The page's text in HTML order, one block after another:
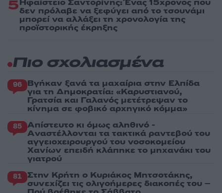
5Ηφαίστειο Σαντορίνης: Ένας 15χρονος που
δεν πρόλαβε να ξεφύγει από το τσουνάμι
μπορεί να αλλάξει τη χρονολογία της
προϊστορικής έκρηξης
Πιο σχολιασμένα
96 Βγήκαν ξανά τα μαχαίρια στην Ελπίδα
για τη Δημοκρατία: «Καρυστιανού,
Γρατσία και Γαλανός μετέτρεψαν το
κίνημα σε φοβικό αρχηγικό κόμμα»
85 Απίστευτο κι όμως αληθινό -
Aναστέλλονται τα τακτικά ραντεβού του
αγγειοχειρουργού του νοσοκομείου
Χανίων επειδή κλάπηκε το μηχανάκι του
γιατρού
81 Στην Κρήτη ο Κυριάκος Μητσοτάκης,
συνεχίζει τις ολιγοήμερες διακοπές του –